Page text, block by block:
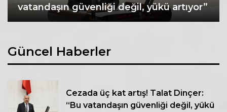
vatandaşın güvenliği değil, yükü artıyor”
Güncel Haberler
Cezada üç kat artış! Talat Dinçer:
“Bu vatandaşın güvenliği değil, yükü